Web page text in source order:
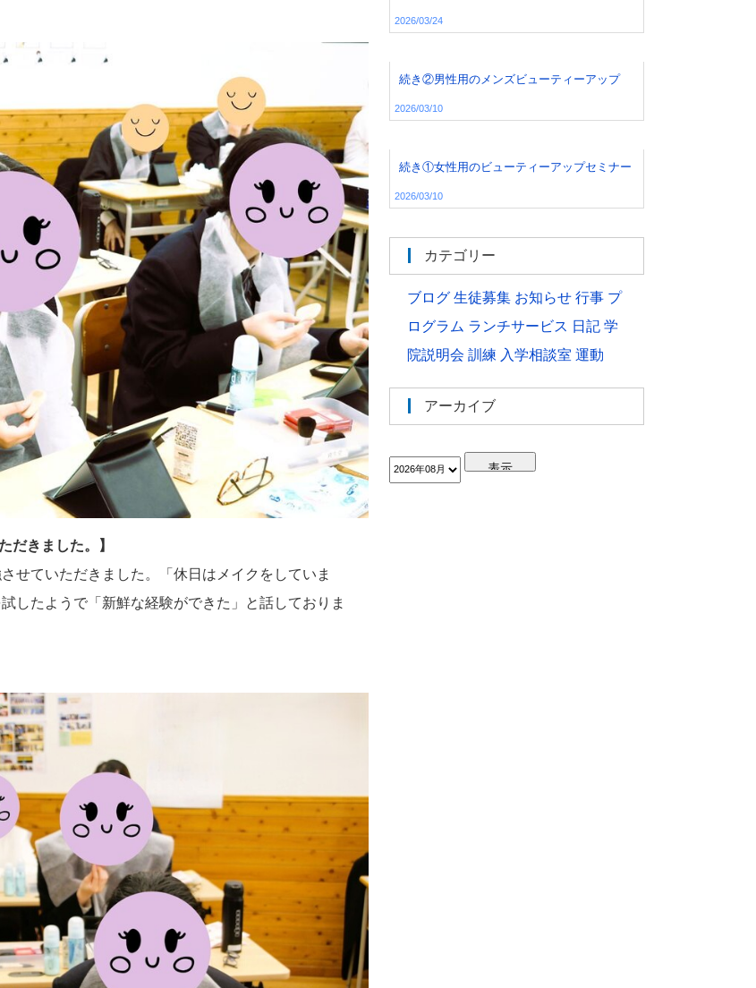
だきました。】
せていただきました。「休日はメイクをしていま
したようで「新鮮な経験ができた」と話しておりま
2026/03/24
続き②男性用のメンズビューティーアップ
2026/03/10
続き①女性用のビューティーアップセミナー
2026/03/10
カテゴリー
ブログ 生徒募集 お知らせ 行事 プ
ログラム ランチサービス 日記 学
院説明会 訓練 入学相談室 運動
アーカイブ